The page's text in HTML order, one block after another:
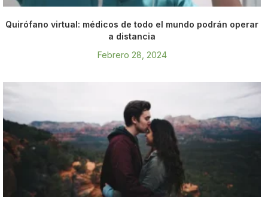
Quirófano virtual: médicos de todo el mundo podrán operar
a distancia
Febrero 28, 2024